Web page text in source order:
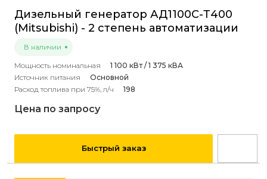
Дизельный генератор АД1100С-Т400
(Mitsubishi) - 2 степень автоматизации
В наличии
Мощность номинальная
1 100 кВт / 1 375 кВА
Источник питания
Основной
Расход топлива при 75%, л/ч
198
Цена по запросу
Быстрый заказ